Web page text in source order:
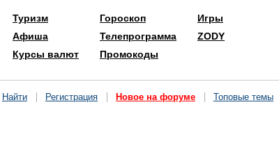
Туризм
Афиша
Курсы валют
Гороскоп
Телепрограмма
Промокоды
Игры
ZODY
Найти Регистрация Новое на форуме Топовые темы